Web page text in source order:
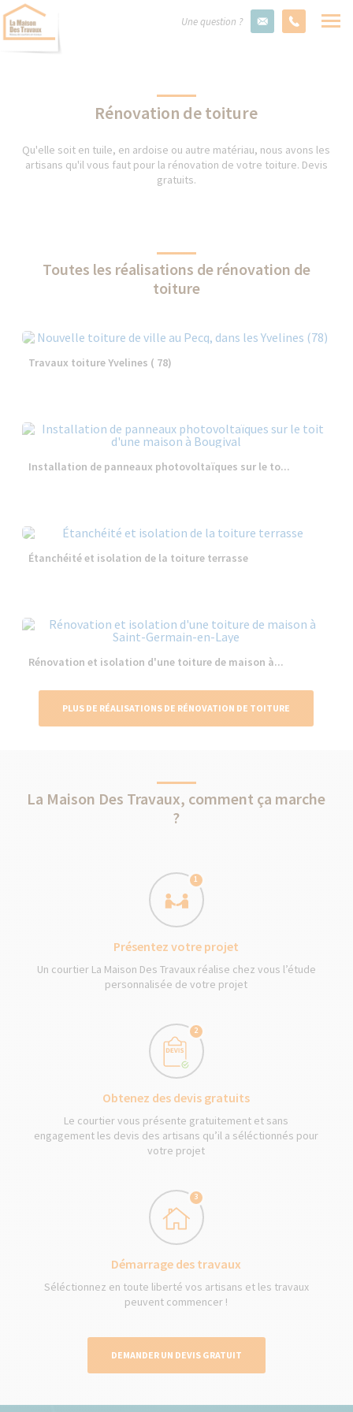
Une question ?
Rénovation de toiture
Qu'elle soit en tuile, en ardoise ou autre matériau, nous avons les
artisans qu'il vous faut pour la rénovation de votre toiture. Devis
gratuits.
Toutes les réalisations de rénovation de
toiture
Travaux toiture Yvelines ( 78)
Installation de panneaux photovoltaïques sur le to...
Étanchéité et isolation de la toiture terrasse
Rénovation et isolation d'une toiture de maison à...
PLUS DE RÉALISATIONS DE RÉNOVATION DE TOITURE
La Maison Des Travaux, comment ça marche
?
1
Présentez votre projet
Un courtier La Maison Des Travaux réalise chez vous l’étude
personnalisée de votre projet
2
Obtenez des devis gratuits
Le courtier vous présente gratuitement et sans
engagement les devis des artisans qu’il a séléctionnés pour
votre projet
3
Démarrage des travaux
Séléctionnez en toute liberté vos artisans et les travaux
peuvent commencer !
DEMANDER UN DEVIS GRATUIT